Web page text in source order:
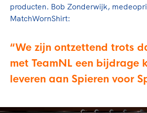
producten. Bob Zonderwijk,
MatchWornShirt:
We zijn ontzettend trots
met TeamNL een bijdrage
leveren aan Spieren voor